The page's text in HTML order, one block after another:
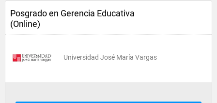
Posgrado en Gerencia Educativa
(Online)
Universidad José María Vargas